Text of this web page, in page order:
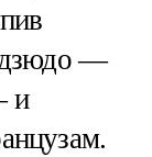
дзюдо —
и